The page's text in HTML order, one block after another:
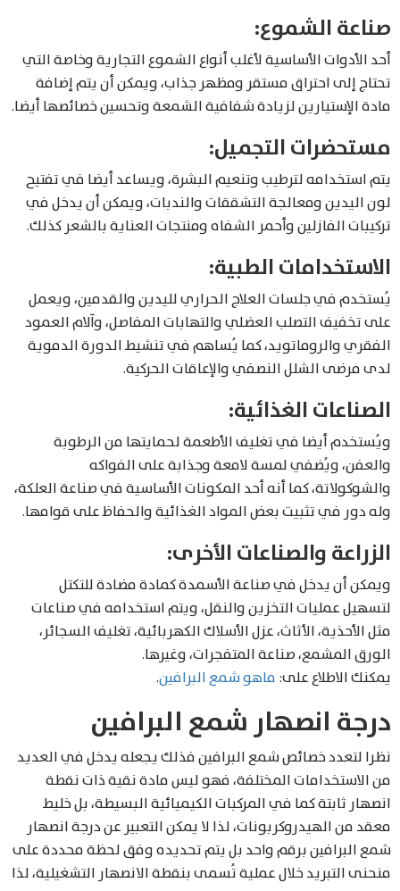
صناعة الشموع:
أحد الأدوات الأساسية لأغلب أنواع الشموع التجارية وخاصة التي
تحتاج إلى احتراق مستقر ومظهر جذاب، ويمكن أن يتم إضافة
مادة الإستيارين لزيادة شفافية الشمعة وتحسين خصائصها أيضا.
مستحضرات التجميل:
يتم استخدامه لترطيب وتنعيم البشرة، ويساعد أيضا في تفتيح
لون اليدين ومعالجة التشققات والندبات، ويمكن أن يدخل في
تركيبات الفازلين وأحمر الشفاه ومنتجات العناية بالشعر كذلك.
الاستخدامات الطبية:
يُستخدم في جلسات العلاج الحراري لليدين والقدمين، ويعمل
على تخفيف التصلب العضلي والتهابات المفاصل، وآلام العمود
الفقري والروماتويد، كما يُساهم في تنشيط الدورة الدموية
لدى مرضى الشلل النصفي والإعاقات الحركية.
الصناعات الغذائية:
ويُستخدم أيضا في تغليف الأطعمة لحمايتها من الرطوبة
والعفن، ويُضفي لمسة لامعة وجذابة على الفواكه
والشوكولاتة، كما أنه أحد المكونات الأساسية في صناعة العلكة،
وله دور في تثبيت بعض المواد الغذائية والحفاظ على قوامها.
الزراعة والصناعات الأخرى:
ويمكن أن يدخل في صناعة الأسمدة كمادة مضادة للتكتل
لتسهيل عمليات التخزين والنقل، ويتم استخدامه في صناعات
مثل الأحذية، الأثاث، عزل الأسلاك الكهربائية، تغليف السجائر،
الورق المشمع، صناعة المتفجرات، وغيرها.
يمكنك الاطلاع على: ماهو شمع البرافين.
درجة انصهار شمع البرافين
نظرا لتعدد خصائص شمع البرافين فذلك يجعله يدخل في العديد
من الاستخدامات المختلفة، فهو ليس مادة نقية ذات نقطة
انصهار ثابتة كما في المركبات الكيميائية البسيطة، بل خليط
معقد من الهيدروكربونات، لذا لا يمكن التعبير عن درجة انصهار
شمع البرافين برقم واحد بل يتم تحديده وفق لحظة محددة على
منحنى التبريد خلال عملية تُسمى بنقطة الانصهار التشغيلية، لذا